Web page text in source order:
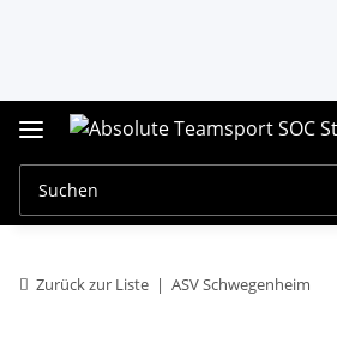
Zurück zur Liste ASV Schwegenheim